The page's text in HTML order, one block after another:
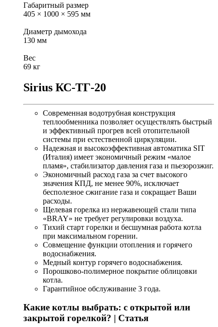
Габаритный размер
405 × 1000 × 595 мм
Диаметр дымохода
130 мм
Вес
69 кг
Sirius КС-ТГ-20
Современная водотрубная конструкция
теплообменника позволяет осуществлять быстрый
и эффективный прогрев всей отопительной
системы при естественной циркуляции.
Надежная и высокоэффективная автоматика SIT
(Италия) имеет экономичный режим «малое
пламя», стабилизатор давления газа и пьезорозжиг.
Экономичный расход газа за счет высокого
значения КПД, не менее 90%, исключает
бесполезное сжигание газа и сокращает Ваши
расходы.
Щелевая горелка из нержавеющей стали типа
«BRAY» не требует регулировки воздуха.
Тихий старт горелки и бесшумная работа котла
при максимальном горении.
Совмещение функции отопления и горячего
водоснабжения.
Медный контур горячего водоснабжения.
Порошково-полимерное покрытие облицовки
котла.
Гарантийное обслуживание 3 года.
Какие котлы выбрать: с открытой или
закрытой горелкой? | Статья